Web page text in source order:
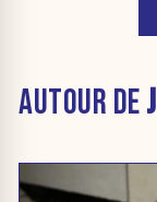
AUTOUR DE